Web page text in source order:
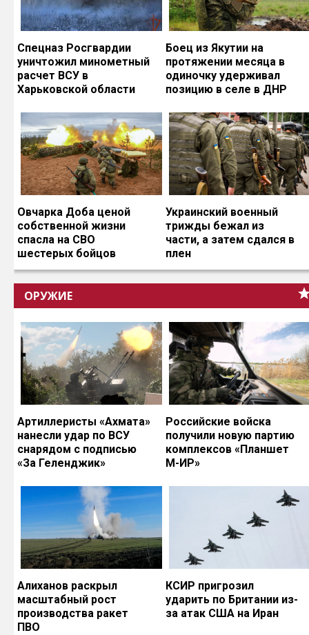
Спецназ Росгвардии
уничтожил минометный
расчет ВСУ в
Харьковской области
Боец из Якутии на
протяжении месяца в
одиночку удерживал
позицию в селе в ДНР
Овчарка Доба ценой
собственной жизни
спасла на СВО
шестерых бойцов
Украинский военный
трижды бежал из
части, а затем сдался в
плен
ОРУЖИЕ
Артиллеристы «Ахмата»
нанесли удар по ВСУ
снарядом с подписью
«За Геленджик»
Российские войска
получили новую партию
комплексов «Планшет
М-ИР»
Алиханов раскрыл
масштабный рост
производства ракет
ПВО
КСИР пригрозил
ударить по Британии из-
за атак США на Иран